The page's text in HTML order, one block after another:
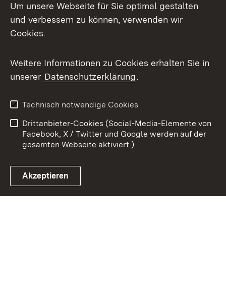
X / Twitter
Youtube
Link zum Landesportal
Kontakt
Datenschutz
Barrierefreiheit
Impressum
Cookies
Um unsere Webseite für Sie optimal gestalten
und verbessern zu können, verwenden wir
Cookies.
Weitere Informationen zu Cookies erhalten Sie in
unserer Datenschutzerklärung.
Technisch notwendige Cookies
Drittanbieter-Cookies (Social-Media-Elemente von
Facebook, X / Twitter und Google werden auf der
gesamten Webseite aktiviert.)
Akzeptieren